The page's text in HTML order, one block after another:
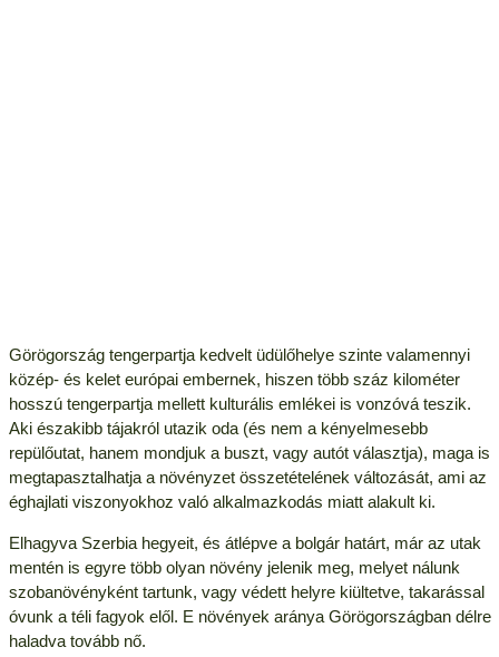
Görögország tengerpartja kedvelt üdülőhelye szinte valamennyi
közép- és kelet európai embernek, hiszen több száz kilométer
hosszú tengerpartja mellett kulturális emlékei is vonzóvá teszik.
Aki északibb tájakról utazik oda (és nem a kényelmesebb
repülőutat, hanem mondjuk a buszt, vagy autót választja), maga is
megtapasztalhatja a növényzet összetételének változását, ami az
éghajlati viszonyokhoz való alkalmazkodás miatt alakult ki.
Elhagyva Szerbia hegyeit, és átlépve a bolgár határt, már az utak
mentén is egyre több olyan növény jelenik meg, melyet nálunk
szobanövényként tartunk, vagy védett helyre kiültetve, takarással
óvunk a téli fagyok elől. E növények aránya Görögországban délre
haladva tovább nő.